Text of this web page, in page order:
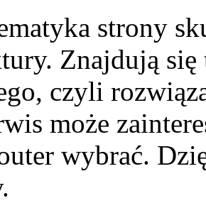
strony
Znajdują się
czyli
może
wybrać.